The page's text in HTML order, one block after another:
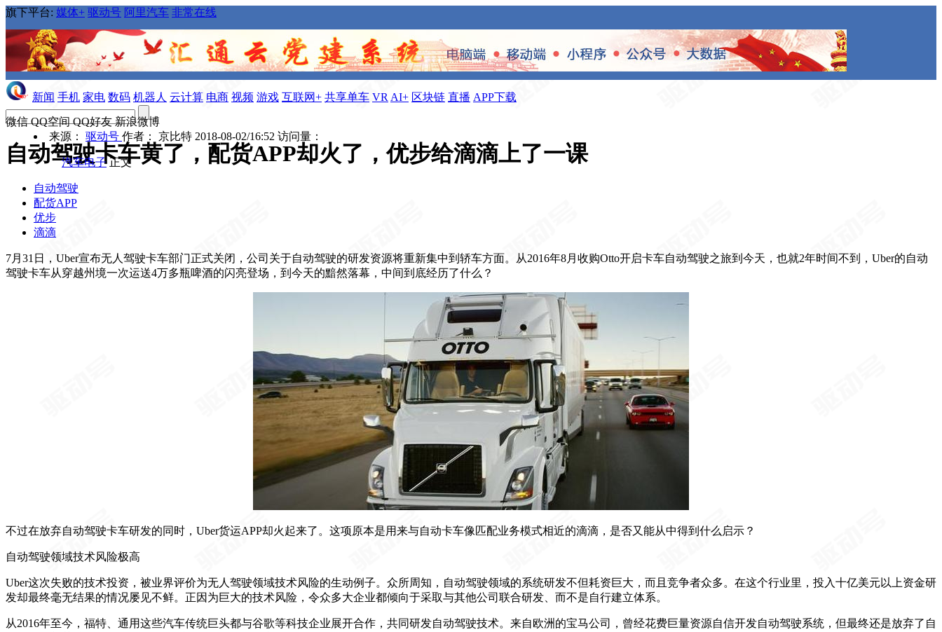
旗下平台: 媒体+ 驱动号 阿里汽车 非常在线
新闻 手机 家电 数码 机器人 云计算 电商 视频 游戏 互联网+ 共享单车 VR AI+ 区块链 直播 APP下载
自动驾驶卡车黄了，配货APP却火了，优步给滴滴上了一课
微信 QQ空间 QQ好友 新浪微博
来源： 驱动号 作者： 京比特 2018-08-02/16:52 访问量：
汽车电子 正文
自动驾驶
配货APP
优步
滴滴
7月31日，Uber宣布无人驾驶卡车部门正式关闭，公司关于自动驾驶的研发资源将重新集中到轿车方面。从2016年8月收购Otto开启卡车自动驾驶之旅到今天，也就2年时间不到，Uber的自动
驾驶卡车从穿越州境一次运送4万多瓶啤酒的闪亮登场，到今天的黯然落幕，中间到底经历了什么？
不过在放弃自动驾驶卡车研发的同时，Uber货运APP却火起来了。这项原本是用来与自动卡车像匹配业务模式相近的滴滴，是否又能从中得到什么启示？
自动驾驶领域技术风险极高
Uber这次失败的技术投资，被业界评价为无人驾驶领域技术风险的生动例子。众所周知，自动驾驶领域的系统研发不但耗资巨大，而且竞争者众多。在这个行业里，投入十亿美元以上资金研
发却最终毫无结果的情况屡见不鲜。正因为巨大的技术风险，令众多大企业都倾向于采取与其他公司联合研发、而不是自行建立体系。
从2016年至今，福特、通用这些汽车传统巨头都与谷歌等科技企业展开合作，共同研发自动驾驶技术。来自欧洲的宝马公司，曾经花费巨量资源自信开发自动驾驶系统，但最终还是放弃了自